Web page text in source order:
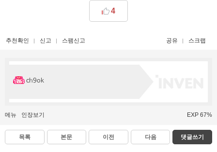
4
추천확인 신고 스팸신고 공유 스크랩
ch9ok
메뉴 인장보기 EXP 67%
목록 본문 이전 다음 댓글쓰기